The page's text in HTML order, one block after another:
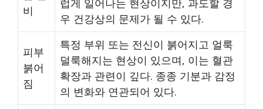
비
우 건강상의 문제가 될 수 있다.
피부
붉어
짐
특정 부위 또는 전신이 붉어지고 얼룩
덜룩해지는 현상이 있으며, 이는 혈관
확장과 관련이 깊다. 종종 기분과 감정
의 변화와 연관되어 있다.